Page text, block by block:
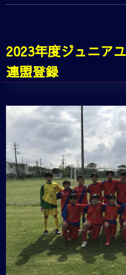
2023年度ジュニア
連盟登録